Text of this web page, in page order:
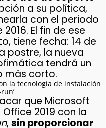
a su política,
con el periodo
El fin de ese
tiene fecha: 14 de
postre, la nueva
tendrá un
más corto.
la tecnología de instalación
que Microsoft
2019 con la
, sin proporcionar